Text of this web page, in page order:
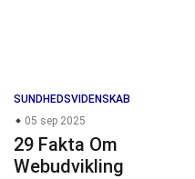
SUNDHEDSVIDENSKAB
05 sep 2025
29 Fakta Om
Webudvikling